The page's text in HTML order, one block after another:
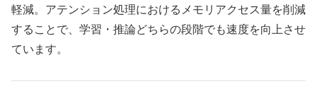
軽減。アテンション処理におけるメモリアクセス量を削減
することで、学習・推論どちらの段階でも速度を向上させ
ています。